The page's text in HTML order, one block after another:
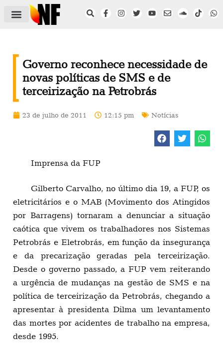
Governo reconhece necessidade de
novas políticas de SMS e de
terceirização na Petrobrás
23 de julho de 2011 12:15 pm Notícias
Imprensa da FUP
Gilberto Carvalho, no último dia 19, a FUP, os
eletricitários e o MAB (Movimento dos Atingidos
por Barragens) tornaram a denunciar a situação
caótica que vivem os trabalhadores nos Sistemas
Petrobrás e Eletrobrás, em função da insegurança
e da precarização geradas pela terceirização.
Desde o governo passado, a FUP vem reiterando
a urgência de mudanças na gestão de SMS e na
política de terceirização da Petrobrás, chegando a
apresentar à presidenta Dilma um levantamento
das mortes por acidentes de trabalho na empresa,
desde 1995.